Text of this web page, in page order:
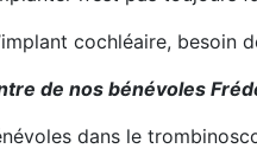
cochléaire,
de nos bénévoles
dans le